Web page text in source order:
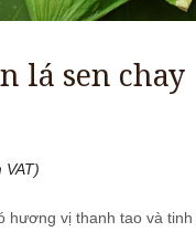
lá sen chay
hương vị thanh tao và